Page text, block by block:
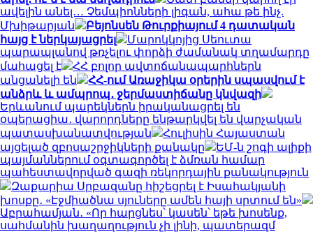
ավելին անել… Չեմպիոնների լիգան, ահա թե ինչ.
Մխիթարյան
Բեյոնսեն Թուրքիայում 4 դատական
հայց է ներկայացրել
Մարոկկոյից Սեուտա
պարապլանով թռչելու փորձի ժամանակ տղամարդը
մահացել է
ՀՀ բոլոր ավտոճանապարհներն
անցանելի են
ՀՀ-ում Առաջիկա օրերին սպասվում է
անձրև և ամպրոպ․ ջերմաստիճանը կնվազի
Երևանում պարեկներն իրականացրել են
օպերացիա․ վարորդները ենթարկվել են վարչական
պատասխանատվության
Հուլիսին Հայաստան
այցելած զբոսաշրջիկների քանակը
ԵՄ-ն շոգի ալիքի
պայմաններում օգտագործել է ձմռան համար
պահեստավորված գազի ռեկորդային քանակություն
Զաքարիա Սրբազանը հիշեցրել է Իսահակյանի
խոսքը․ «Էջմիածնա սյուները ամեն հայի սրտում են»
Աբրահամյան․ «Որ հարցնես՝ կասեն՝ եթե խոսենք,
սահմանին խաղաղություն չի լինի, պատերազմ